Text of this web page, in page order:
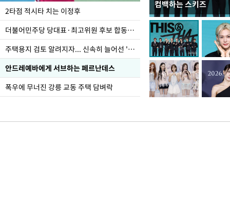
2타점 적시타 치는 이정후
더불어민주당 당대표·최고위원 후보 합동연설회
주택용지 검토 알려지자... 신속히 늘어선 '근조화환'
안드레예바에게 서브하는 페르난데스
폭우에 무너진 강릉 교동 주택 담벼락
컴백하는 스키즈
이번주 국회에는 무